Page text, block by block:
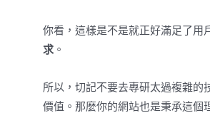
你看，這樣是不是就正好滿足了用
求 。
所以，切記不要去專研太過複雜的
價值。那麼你的網站也是秉承這個